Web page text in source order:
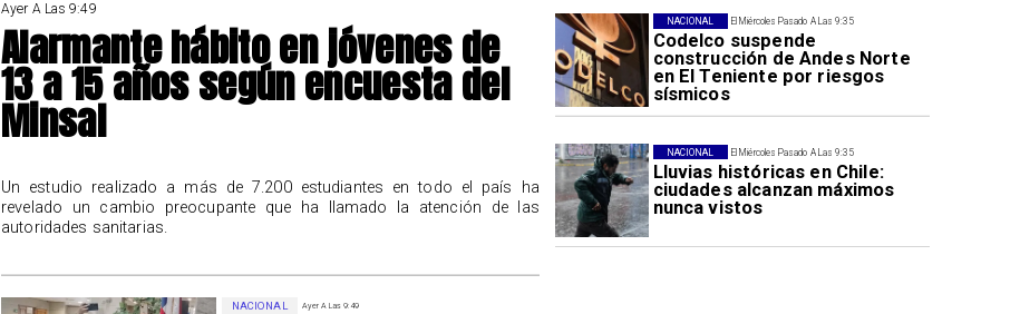
El Miércoles Pasado A Las 9:35
Codelco suspende
construcción de Andes Norte
en El Teniente por riesgos
sísmicos
NACIONAL
El Miércoles Pasado A Las 9:35
Lluvias históricas en Chile:
ciudades alcanzan máximos
nunca vistos
NACIONAL
Ayer A Las 9:49
NACIONAL
Ayer A Las 9:49
Alarmante hábito en jóvenes de
13 a 15 años según encuesta del
Minsal
Un estudio realizado a más de 7.200 estudiantes en todo el país ha
revelado un cambio preocupante que ha llamado la atención de las
autoridades sanitarias.